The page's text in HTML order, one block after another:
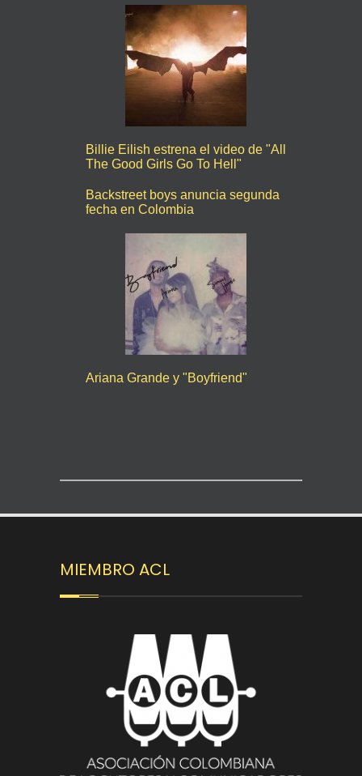
Billie Eilish estrena el video de "All
The Good Girls Go To Hell"
Backstreet boys anuncia segunda
fecha en Colombia
Ariana Grande y "Boyfriend"
MIEMBRO ACL